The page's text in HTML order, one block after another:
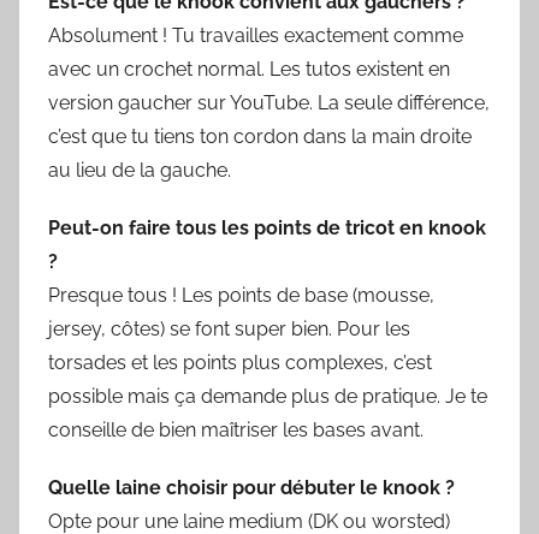
Absolument ! Tu travailles exactement comme
avec un crochet normal. Les tutos existent en
version gaucher sur YouTube. La seule différence,
c’est que tu tiens ton cordon dans la main droite
au lieu de la gauche.
Peut-on faire tous les points de tricot en knook
?
Presque tous ! Les points de base (mousse,
jersey, côtes) se font super bien. Pour les
torsades et les points plus complexes, c’est
possible mais ça demande plus de pratique. Je te
conseille de bien maîtriser les bases avant.
Quelle laine choisir pour débuter le knook ?
Opte pour une laine medium (DK ou worsted)